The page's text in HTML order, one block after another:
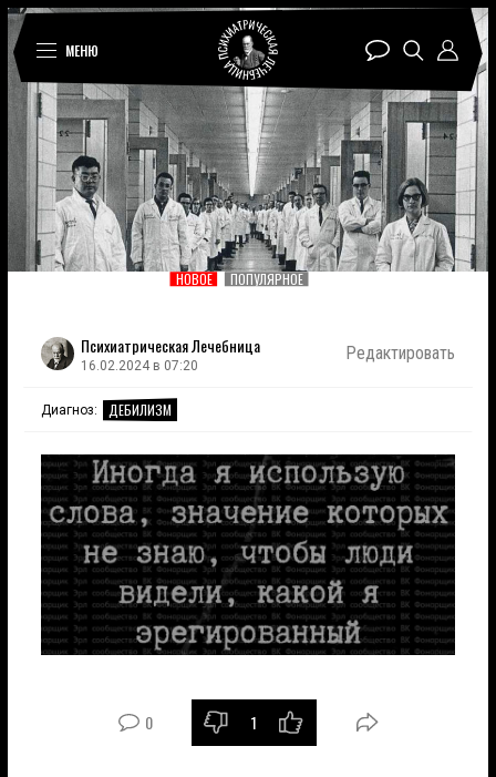
МЕНЮ
НОВОЕ ПОПУЛЯРНОЕ
Психиатрическая Лечебница
16.02.2024 в 07:20
Редактировать
Диагноз: ДЕБИЛИЗМ
0 1